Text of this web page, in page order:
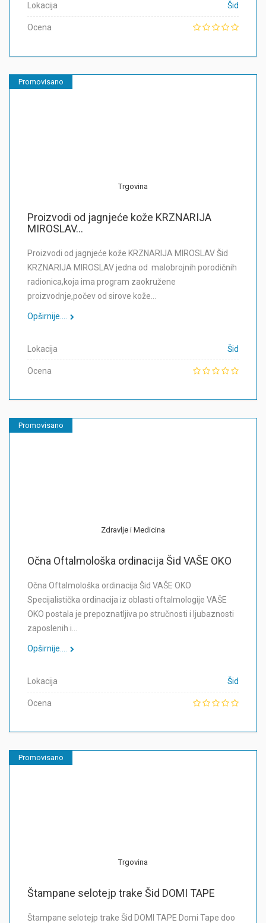
Lokacija Šid
Ocena
Promovisano
Trgovina
Proizvodi od jagnjeće kože KRZNARIJA
MIROSLAV...
Proizvodi od jagnjeće kože KRZNARIJA MIROSLAV Šid
KRZNARIJA MIROSLAV jedna od malobrojnih porodičnih
radionica,koja ima program zaokružene
proizvodnje,počev od sirove kože…
Opširnije....
Lokacija Šid
Ocena
Promovisano
Zdravlje i Medicina
Očna Oftalmološka ordinacija Šid VAŠE OKO
Očna Oftalmološka ordinacija Šid VAŠE OKO
Specijalistička ordinacija iz oblasti oftalmologije VAŠE
OKO postala je prepoznatljiva po stručnosti i ljubaznosti
zaposlenih i…
Opširnije....
Lokacija Šid
Ocena
Promovisano
Trgovina
Štampane selotejp trake Šid DOMI TAPE
Štampane selotejp trake Šid DOMI TAPE Domi Tape doo